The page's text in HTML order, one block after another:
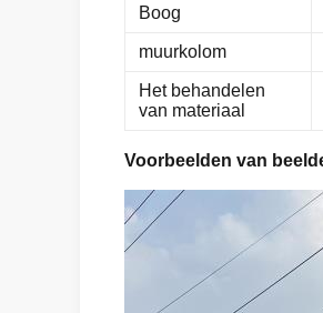
Boog
muurkolom
Het behandelen
van materiaal
Voorbeelden van